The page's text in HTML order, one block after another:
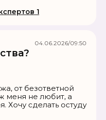
1
от безответной
меня не любит, а
Хочу сделать остуду
04.06.2026/09:50